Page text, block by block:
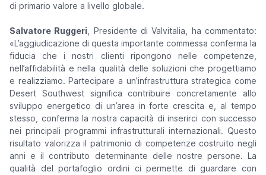
di primario valore a livello globale.
Salvatore Ruggeri , Presidente di Valvitalia, ha commentato:
«L’aggiudicazione di questa importante commessa conferma la
fiducia che i nostri clienti ripongono nelle competenze,
nell’affidabilità e nella qualità delle soluzioni che progettiamo
e realizziamo. Partecipare a un’infrastruttura strategica come
Desert Southwest significa contribuire concretamente allo
sviluppo energetico di un’area in forte crescita e, al tempo
stesso, conferma la nostra capacità di inserirci con successo
nei principali programmi infrastrutturali internazionali. Questo
risultato valorizza il patrimonio di competenze costruito negli
anni e il contributo determinante delle nostre persone. La
qualità del portafoglio ordini ci permette di guardare con